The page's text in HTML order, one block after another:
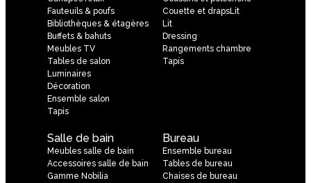
Fauteuils & poufs
Bibliothèques & étagères
Buffets & bahuts
Meubles TV
Tables de salon
Luminaires
Décoration
Ensemble salon
Tapis
Couette et drapsLit
Lit
Dressing
Rangements chambre
Tapis
Salle de bain
Meubles salle de bain
Accessoires salle de bain
Gamme Nobilia
Bureau
Ensemble bureau
Tables de bureau
Chaises de bureau